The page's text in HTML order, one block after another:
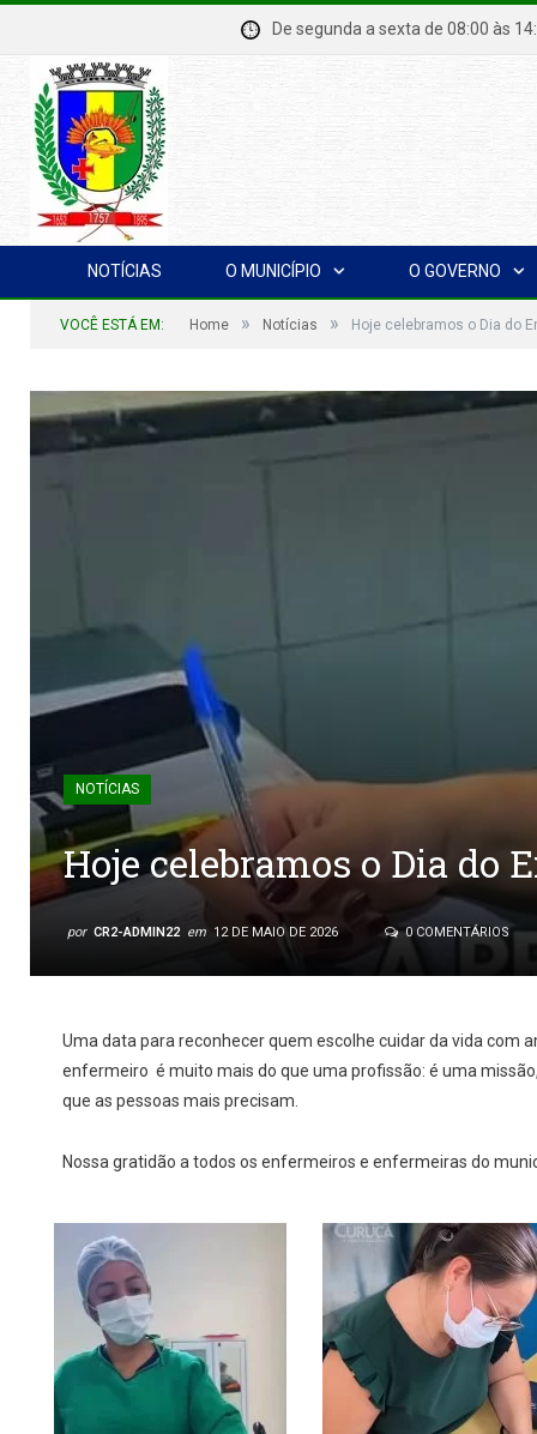
De segunda a sexta de 08:00
NOTÍCIAS O MUNICÍPIO O GOVERNO
VOCÊ ESTÁ EM: Home » Notícias » Hoje celebramos o Dia do
NOTÍCIAS
Hoje celebramos o Dia do
por CR2-ADMIN22 em 12 DE MAIO DE 2026 0 COMENTÁRIOS
Uma data para reconhecer quem escolhe cuidar da vida com
enfermeiro é muito mais do que uma profissão: é uma
que as pessoas mais precisam.
Nossa gratidão a todos os enfermeiros e enfermeiras do